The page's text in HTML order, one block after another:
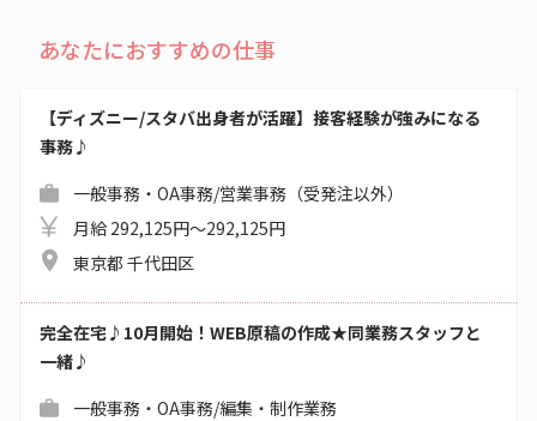
あなたにおすすめの仕事
【ディズニー/スタバ出身者が活躍】接客経験が強みになる
事務♪
一般事務・OA事務/営業事務（受発注以外）
月給 292,125円～292,125円
東京都 千代田区
完全在宅♪10月開始！WEB原稿の作成★同業務スタッフと
一緒♪
一般事務・OA事務/編集・制作業務